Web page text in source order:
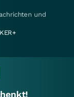
und